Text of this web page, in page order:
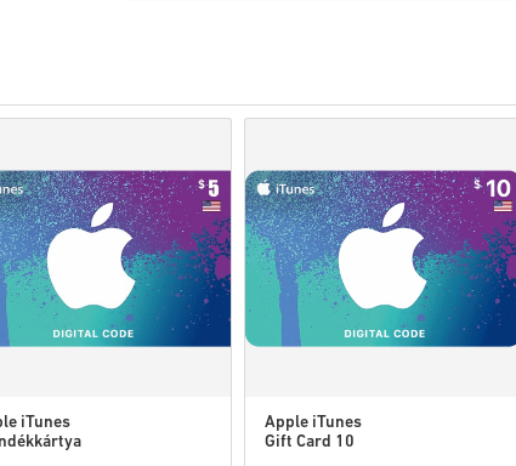
Nézd meg a gyors útmutatót fent, vagy kövesd az
Ön csak digitális terméket vásárol.
Kapcsolatfelvételi űrlapunksegítségével.
Ezeket a letölthető kódokat a játék fejlesztője
Ezeknek a kódoknak nincs lejárati dátumuk.
Letölthető tartalom vagy DLC-termékek – A
rendelkezned kell az eredeti játékkal.
Egyes termékekhez több kódot is kaphat.
iTunes
Apple iTunes
Gift Card 10